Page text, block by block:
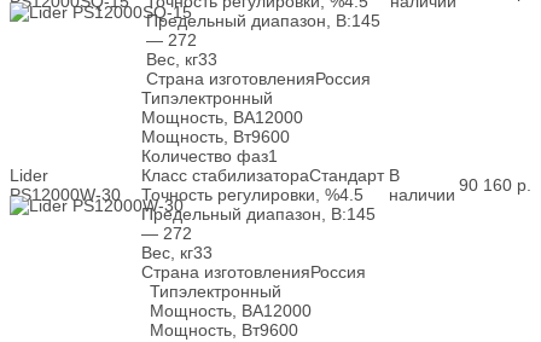
Предельный диапазон, В:145
— 272
Вес, кг33
Страна изготовленияРоссия
Lider
PS12000W-30
Типэлектронный
Мощность, ВА12000
Мощность, Вт9600
Количество фаз1
Класс стабилизатораСтандарт
Точность регулировки, %4.5
Предельный диапазон, В:145
— 272
Вес, кг33
Страна изготовленияРоссия
В
наличии 90 160 р.
Типэлектронный
Мощность, ВА12000
Мощность, Вт9600